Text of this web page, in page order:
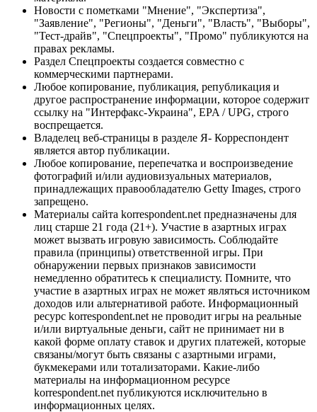
Новости с пометками "Мнение", "Экспертиза",
"Заявление", "Регионы", "Деньги", "Власть", "Выборы",
"Тест-драйв", "Спецпроекты", "Промо" публикуются на
правах рекламы.
Раздел Спецпроекты создается совместно с
коммерческими партнерами.
Любое копирование, публикация, републикация и
другое распространение информации, которое содержит
ссылку на "Интерфакс-Украина", EPA / UPG, строго
воспрещается.
Владелец веб-страницы в разделе Я- Корреспондент
является автор публикации.
Любое копирование, перепечатка и воспроизведение
фотографий и/или аудиовизуальных материалов,
принадлежащих правообладателю Getty Images, строго
запрещено.
Материалы сайта korrespondent.net предназначены для
лиц старше 21 года (21+). Участие в азартных играх
может вызвать игровую зависимость. Соблюдайте
правила (принципы) ответственной игры. При
обнаружении первых признаков зависимости
немедленно обратитесь к специалисту. Помните, что
участие в азартных играх не может являться источником
доходов или альтернативой работе. Информационный
ресурс korrespondent.net не проводит игры на реальные
и/или виртуальные деньги, сайт не принимает ни в
какой форме оплату ставок и других платежей, которые
связаны/могут быть связаны с азартными играми,
букмекерами или тотализаторами. Какие-либо
материалы на информационном ресурсе
korrespondent.net публикуются исключительно в
информационных целях.